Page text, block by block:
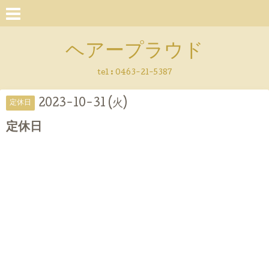
ヘアープラウド
tel : 0463-21-5387
定休日 2023-10-31 (火)
定休日